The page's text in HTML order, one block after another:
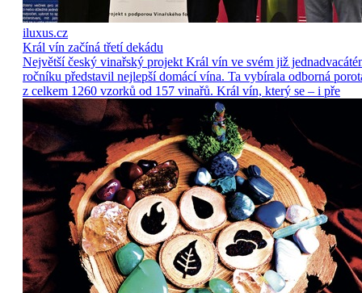
iluxus.cz
Král vín začíná třetí dekádu
Největší český vinařský projekt Král vín ve svém již
ročníku představil nejlepší domácí vína. Ta vybírala odborná
z celkem 1260 vzorků od 157 vinařů. Král vín, který se – i pře